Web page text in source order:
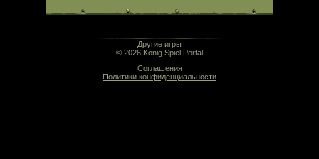
Другие игры
© 2026 Konig Spiel Portal
Соглашения
Политики конфиденциальности